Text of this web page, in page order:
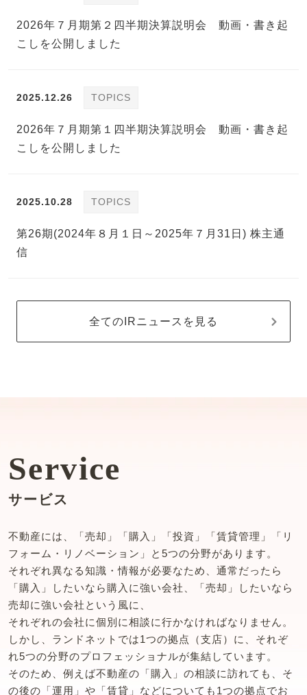
2026年７月期第２四半期決算説明会 動画・書き起
こしを公開しました
2025.12.26 TOPICS
2026年７月期第１四半期決算説明会 動画・書き起
こしを公開しました
2025.10.28 TOPICS
第26期(2024年８月１日～2025年７月31日) 株主通
信
全てのIRニュースを見る
Service
サービス
不動産には、「売却」「購入」「投資」「賃貸管理」「リ
フォーム・リノベーション」と5つの分野があります。
それぞれ異なる知識・情報が必要なため、通常だったら
「購入」したいなら購入に強い会社、「売却」したいなら
売却に強い会社という風に、
それぞれの会社に個別に相談に行かなければなりません。
しかし、ランドネットでは1つの拠点（支店）に、それぞ
れ5つの分野のプロフェッショナルが集結しています。
そのため、例えば不動産の「購入」の相談に訪れても、そ
の後の「運用」や「賃貸」などについても1つの拠点でお